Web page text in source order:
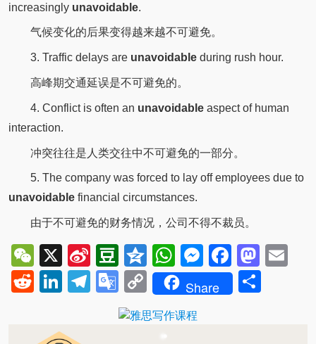
increasingly unavoidable.
气候变化的后果变得越来越不可避免。
3. Traffic delays are unavoidableduring rush hour.
高峰期交通延误是不可避免的。
4. Conflict is often an unavoidableaspect of human
interaction.
冲突往往是人类交往中不可避免的一部分。
5. The company was forced to lay off employees due to
unavoidablefinancial circumstances.
由于不可避免的财务情况，公司不得不裁员。
WeChat
X
Sina
Weibo
Douban
QzoneWhatsApp
Messenger
RedditLinkedIn
Telegram
Google
Translate
Copy
Link
Share